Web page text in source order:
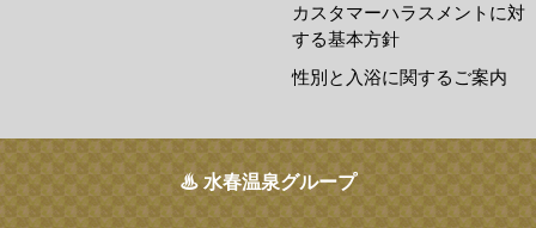
カスタマーハラスメントに対
する基本方針
性別と入浴に関するご案内
♨ 水春温泉グループ